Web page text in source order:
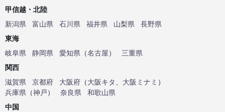
甲信越・北陸
新潟県
富山県 石川県 福井県 山梨県
長野県
東海
岐阜県
静岡県 愛知県 （名古屋）
三重県
関西
滋賀県
京都府 大阪府 （大阪キタ 大阪ミナミ ）
兵庫県 （神戸） 奈良県
和歌山県
中国